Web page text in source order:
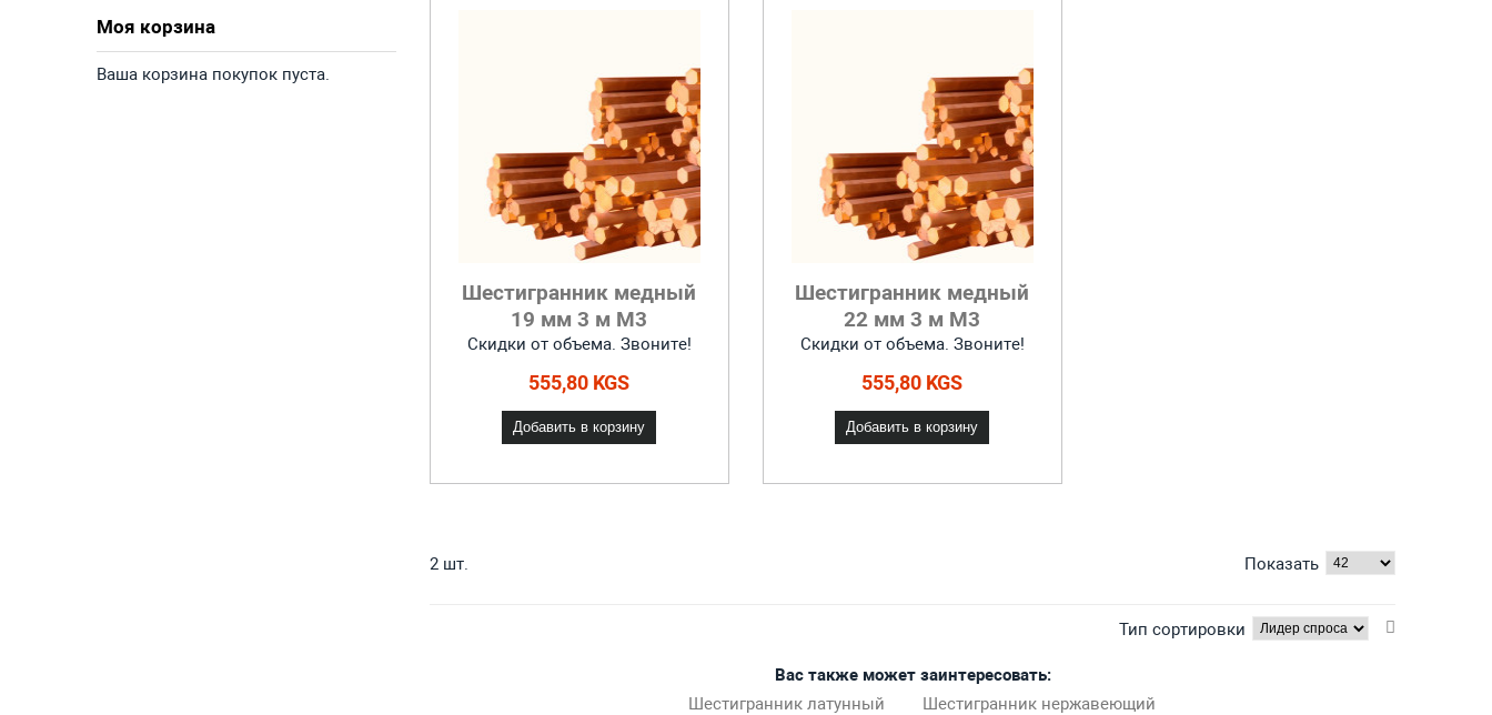
Шестигранник медный
19 мм 3 м M3
Скидки от объема. Звоните!
555,80 KGS
Добавить в корзину
Шестигранник медный
22 мм 3 м M3
Скидки от объема. Звоните!
555,80 KGS
Добавить в корзину
2 шт. Показать
Тип сортировки
Вас также может заинтересовать:
Шестигранник латунный
Шестигранник нержавеющий
Моя корзина
Ваша корзина покупок пуста.